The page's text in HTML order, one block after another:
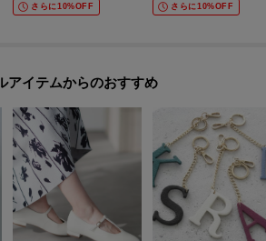
さらに10%OFF さらに10%OFF
アイテムからのおすすめ